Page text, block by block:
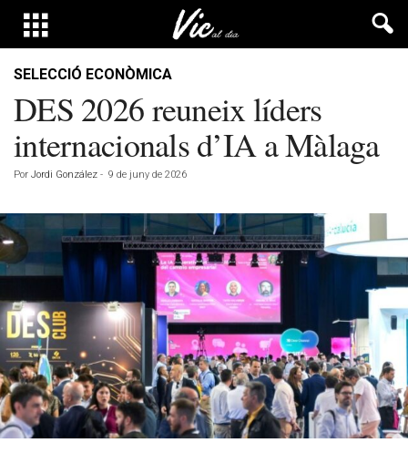
SELECCIÓ ECONÒMICA
DES 2026 reuneix líders
internacionals d’IA a Màlaga
Por Jordi González - 9 de juny de 2026